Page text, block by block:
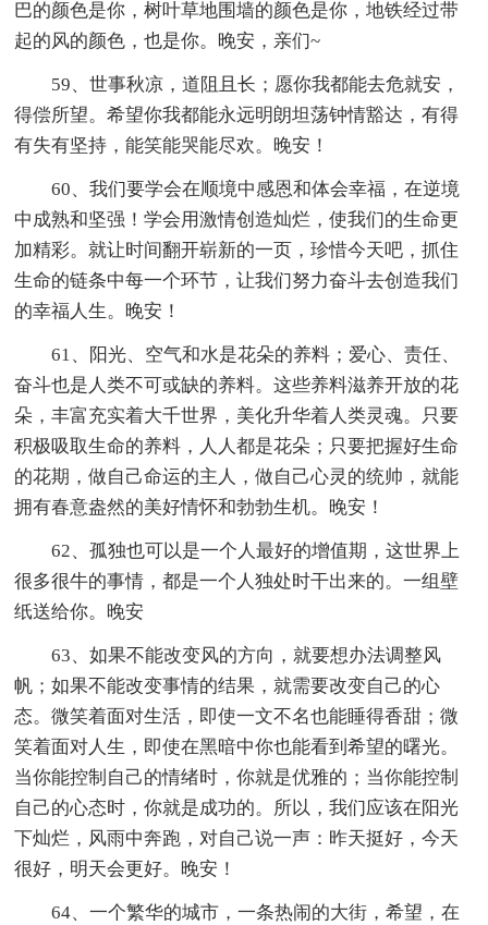
巴的颜色是你，树叶草地围墙的颜色是你，地铁经过带
起的风的颜色，也是你。晚安，亲们~
59、世事秋凉，道阻且长；愿你我都能去危就安，
得偿所望。希望你我都能永远明朗坦荡钟情豁达，有得
有失有坚持，能笑能哭能尽欢。晚安！
60、我们要学会在顺境中感恩和体会幸福，在逆境
中成熟和坚强！学会用激情创造灿烂，使我们的生命更
加精彩。就让时间翻开崭新的一页，珍惜今天吧，抓住
生命的链条中每一个环节，让我们努力奋斗去创造我们
的幸福人生。晚安！
61、阳光、空气和水是花朵的养料；爱心、责任、
奋斗也是人类不可或缺的养料。这些养料滋养开放的花
朵，丰富充实着大千世界，美化升华着人类灵魂。只要
积极吸取生命的养料，人人都是花朵；只要把握好生命
的花期，做自己命运的主人，做自己心灵的统帅，就能
拥有春意盎然的美好情怀和勃勃生机。晚安！
62、孤独也可以是一个人最好的增值期，这世界上
很多很牛的事情，都是一个人独处时干出来的。一组壁
纸送给你。晚安
63、如果不能改变风的方向，就要想办法调整风
帆；如果不能改变事情的结果，就需要改变自己的心
态。微笑着面对生活，即使一文不名也能睡得香甜；微
笑着面对人生，即使在黑暗中你也能看到希望的曙光。
当你能控制自己的情绪时，你就是优雅的；当你能控制
自己的心态时，你就是成功的。所以，我们应该在阳光
下灿烂，风雨中奔跑，对自己说一声：昨天挺好，今天
很好，明天会更好。晚安！
64、一个繁华的城市，一条热闹的大街，希望，在